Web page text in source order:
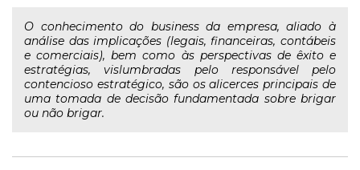
O conhecimento do business da empresa, aliado à
análise das implicações (legais, financeiras, contábeis
e comerciais), bem como às perspectivas de êxito e
estratégias, vislumbradas pelo responsável pelo
contencioso estratégico, são os alicerces principais de
uma tomada de decisão fundamentada sobre brigar
ou não brigar.